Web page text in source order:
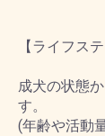
【ライフステ
成犬の状態
す。
(年齢や活動